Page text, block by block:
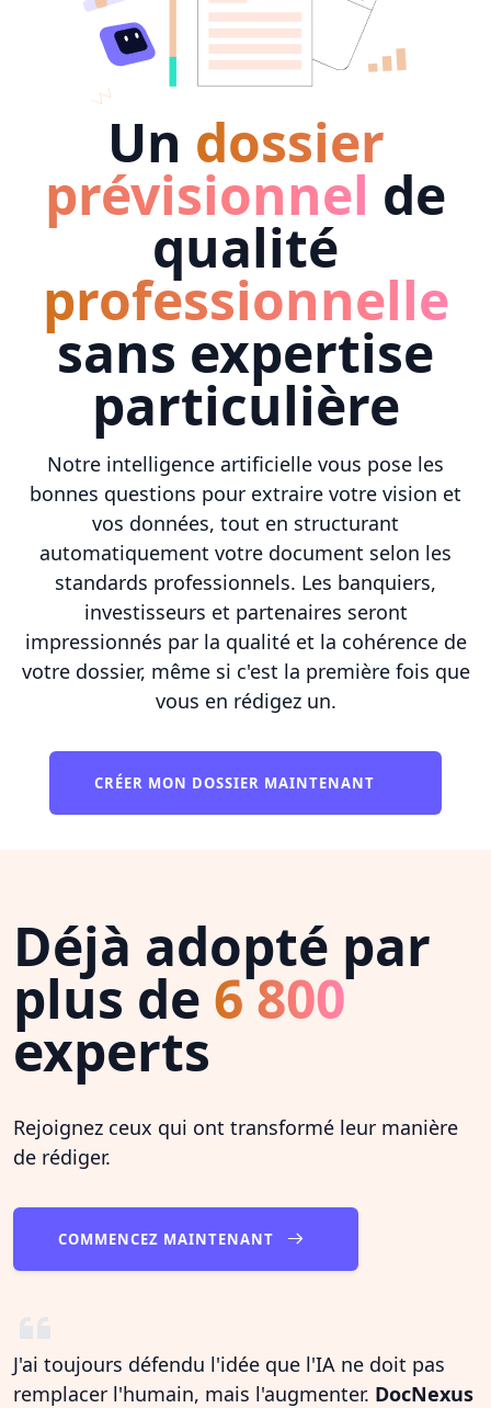
Un dossier
prévisionnel de
qualité
professionnelle
sans expertise
particulière
Notre intelligence artificielle vous pose les
bonnes questions pour extraire votre vision et
vos données, tout en structurant
automatiquement votre document selon les
standards professionnels. Les banquiers,
investisseurs et partenaires seront
impressionnés par la qualité et la cohérence de
votre dossier, même si c'est la première fois que
vous en rédigez un.
CRÉER MON DOSSIER MAINTENANT
Déjà adopté par
plus de 6 800
experts
Rejoignez ceux qui ont transformé leur manière
de rédiger.
COMMENCEZ MAINTENANT
J'ai toujours défendu l'idée que l'IA ne doit pas
remplacer l'humain, mais l'augmenter. DocNexus